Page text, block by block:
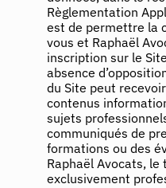
Règlementation
est de permettre la
vous et Raphaël
inscription sur le
absence
du Site peut
contenus
sujets
communiqués de
formations ou des
Raphaël Avocats,
exclusivement